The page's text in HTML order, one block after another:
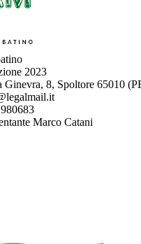
2023
Ginevra, 8, Spoltore 65010
Marco Catani